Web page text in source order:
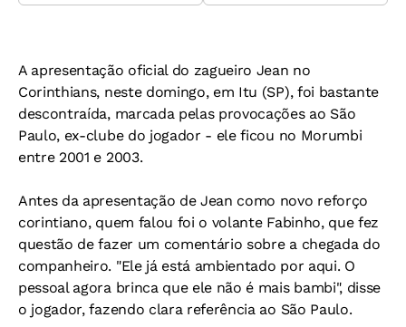
A apresentação oficial do zagueiro Jean no
Corinthians, neste domingo, em Itu (SP), foi bastante
descontraída, marcada pelas provocações ao São
Paulo, ex-clube do jogador - ele ficou no Morumbi
entre 2001 e 2003.
Antes da apresentação de Jean como novo reforço
corintiano, quem falou foi o volante Fabinho, que fez
questão de fazer um comentário sobre a chegada do
companheiro. "Ele já está ambientado por aqui. O
pessoal agora brinca que ele não é mais bambi", disse
o jogador, fazendo clara referência ao São Paulo.